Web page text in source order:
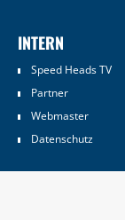
INTERN
Speed Heads TV
Partner
Webmaster
Datenschutz